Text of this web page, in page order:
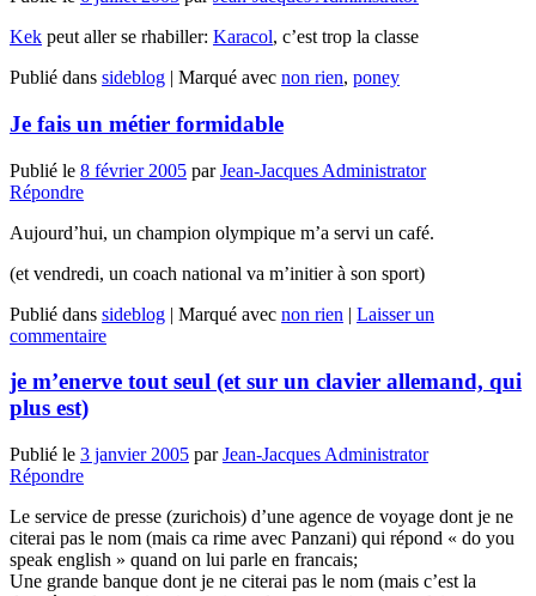
Kek peut aller se rhabiller: Karacol, c’est trop la classe
Publié dans sideblog | Marqué avec non rien, poney
Je fais un métier formidable
Publié le 8 février 2005 parJean-Jacques Administrator
Répondre
Aujourd’hui, un champion olympique m’a servi un café.
(et vendredi, un coach national va m’initier à son sport)
Publié dans sideblog | Marqué avec non rien | Laisser un
commentaire
je m’enerve tout seul (et sur un clavier allemand, qui
plus est)
Publié le 3 janvier 2005 parJean-Jacques Administrator
Répondre
Le service de presse (zurichois) d’une agence de voyage dont je ne
citerai pas le nom (mais ca rime avec Panzani) qui répond « do you
speak english » quand on lui parle en francais;
Une grande banque dont je ne citerai pas le nom (mais c’est la